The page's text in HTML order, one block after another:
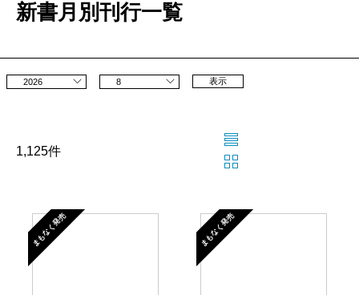
新書月別刊行一覧
2026 8 表示
1,125件
まもなく発売 まもなく発売